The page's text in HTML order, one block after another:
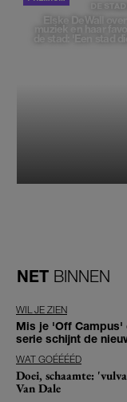
DE STAD
Elske DeWall
muziek en haar
de stad: 'Een stad
NET BINNEN
WIL JE ZIEN
Mis je 'Off Campus'
serie schijnt de
WAT GOÉÉÉÉD
Doei, schaamte:
Van Dale